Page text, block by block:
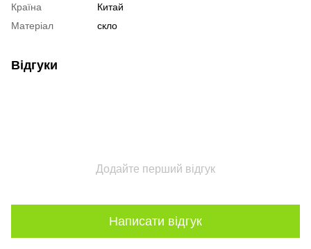
Країна
Китай
Матеріал
скло
Відгуки
Додайте перший відгук
Написати відгук